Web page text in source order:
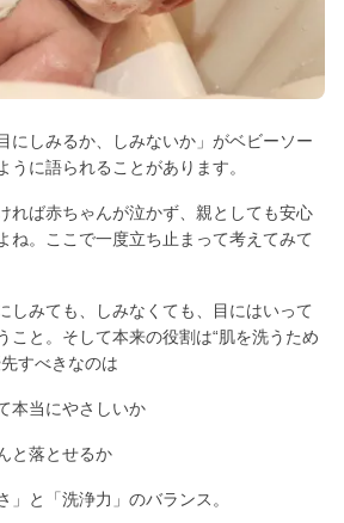
にしみるか、しみないか」がベビーソー
うに語られることがあります。
れば赤ちゃんが泣かず、親としても安心
ね。ここで一度立ち止まって考えてみて
しみても、しみなくても、目にはいって
こと。そして本来の役割は“肌を洗うため
すべきなのは
本当にやさしいか
と落とせるか
」と「洗浄力」のバランス。